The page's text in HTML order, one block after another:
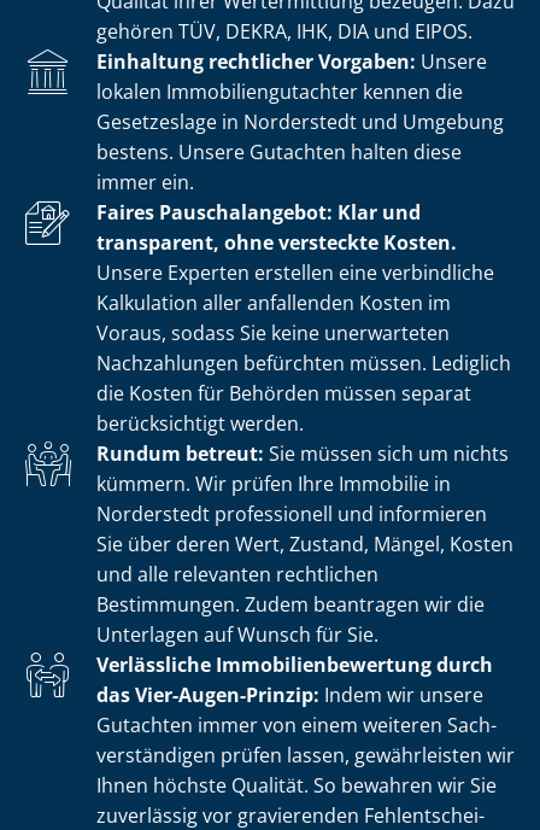
gehören TÜV, DEKRA, IHK, DIA und EIPOS.
Einhaltung rechtlicher Vorgaben: Unsere
lokalen Im­mo­bi­li­en­gut­ach­ter kennen die
Gesetzeslage in Norderstedt und Umgebung
bestens. Unsere Gutachten halten diese
immer ein.
Faires Pauschalangebot: Klar und
transparent, ohne versteckte Kosten.
Unsere Experten erstellen eine verbindliche
Kalkulation aller anfallenden Kosten im
Voraus, sodass Sie keine unerwarteten
Nachzahlungen befürchten müssen. Lediglich
die Kosten für Behörden müssen separat
berücksichtigt werden.
Rundum betreut: Sie müssen sich um nichts
kümmern. Wir prüfen Ihre Immobilie in
Norderstedt professionell und informieren
Sie über deren Wert, Zustand, Mängel, Kosten
und alle relevanten rechtlichen
Bestimmungen. Zudem beantragen wir die
Unterlagen auf Wunsch für Sie.
Verlässliche Im­mo­bi­li­en­be­wer­tung durch
das Vier-Augen-Prinzip: Indem wir unsere
Gutachten immer von einem weiteren Sach­
ver­stän­di­gen prüfen lassen, gewährleisten wir
Ihnen höchste Qualität. So bewahren wir Sie
zuverlässig vor gravierenden Fehl­ent­schei­